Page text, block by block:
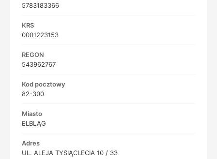
5783183366
KRS
0001223153
REGON
543962767
Kod pocztowy
82-300
Miasto
ELBLĄG
Adres
UL. ALEJA TYSIĄCLECIA 10 / 33